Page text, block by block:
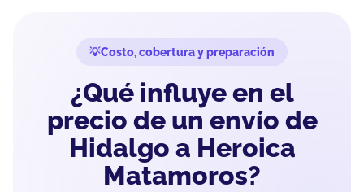
Costo, cobertura y preparación
¿Qué influye en el
precio de un envío de
Hidalgo a Heroica
Matamoros?